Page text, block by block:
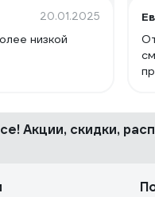
20.01.2025
низкой
Акции, скидки,